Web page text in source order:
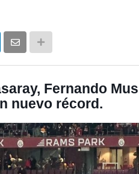
Fernando
nuevo récord.